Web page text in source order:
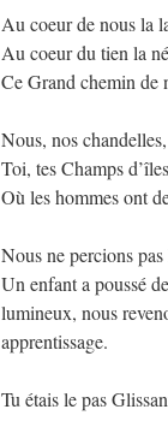
Au coeur de nous la
Au coeur du tien la
Ce Grand chemin de
Nous, nos chandelles,
Toi, tes Champs d’îles
Où les hommes ont
Nous ne percions
Un enfant a poussé
lumineux, nous
apprentissage.
Tu étais le pas